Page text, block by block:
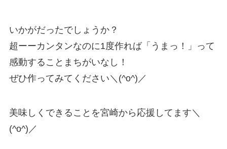
いかがだったでしょうか？
超ーーカンタンなのに1度作れば「うまっ！」って
感動することまちがいなし！
ぜひ作ってみてください＼(^o^)／
美味しくできることを宮崎から応援してます＼
(^o^)／